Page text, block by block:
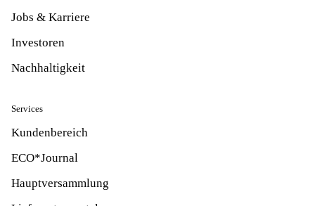
Jobs & Karriere
Investoren
Nachhaltigkeit
Services
Kundenbereich
ECO*Journal
Hauptversammlung